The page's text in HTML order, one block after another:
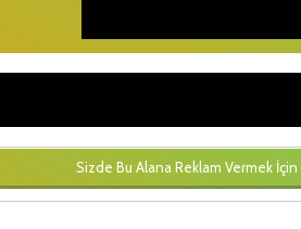
Sizde Bu Alana Reklam Vermek İçin